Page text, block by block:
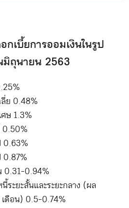
กเบี้ยการออมเงินในรูป
ถุนายน 2563
ลี่ย 0.48%
ษ 1.3%
0.31-0.94%
ระยะสั้นและระยะกลาง (ผล
ดือน) 0.5-0.74%